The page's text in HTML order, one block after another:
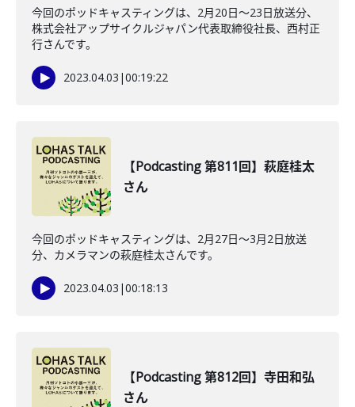
今回のポッドキャスティングは、2月20日〜23日放送分、
株式会社アップサイクルジャパン代表取締役社長、西村正
行さんです。
2023.04.03 |00:19:22
【Podcasting 第811回】萩庭桂太
さん
今回のポッドキャスティングは、2月27日〜3月2日放送
分、カメラマンの萩庭桂太さんです。
2023.04.03 |00:18:13
【Podcasting 第812回】寺田和弘
さん